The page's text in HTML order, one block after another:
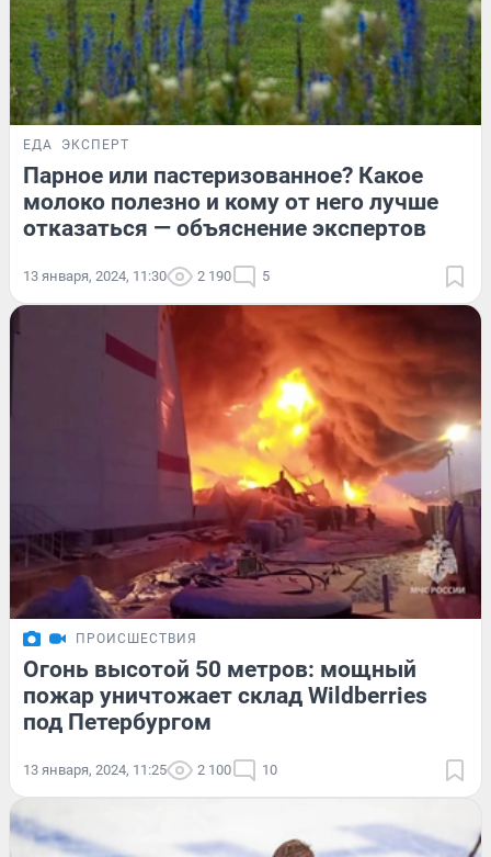
ЕДА ЭКСПЕРТ
Парное или пастеризованное? Какое
молоко полезно и кому от него лучше
отказаться — объяснение экспертов
13 января, 2024, 11:30 2 190 5
ПРОИСШЕСТВИЯ
Огонь высотой 50 метров: мощный
пожар уничтожает склад Wildberries
под Петербургом
13 января, 2024, 11:25 2 100 10